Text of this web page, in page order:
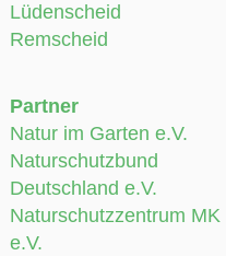
Lüdenscheid
Remscheid
Partner
Natur im Garten e.V.
Naturschutzbund
Deutschland e.V.
Naturschutzzentrum MK
e.V.